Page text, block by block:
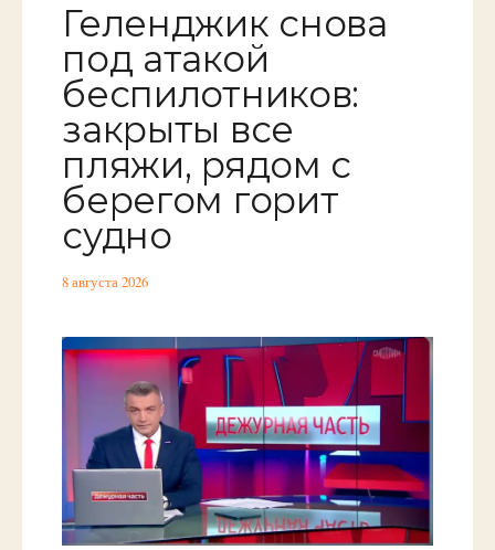
Геленджик снова
под атакой
беспилотников:
закрыты все
пляжи, рядом с
берегом горит
судно
8 августа 2026